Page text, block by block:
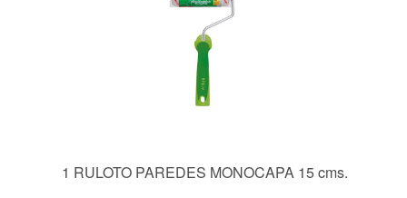
1 RULOTO PAREDES MONOCAPA 15 cms.